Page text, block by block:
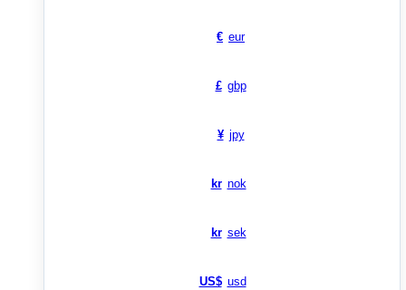
€ eur
£ gbp
¥ jpy
kr nok
kr sek
US$ usd